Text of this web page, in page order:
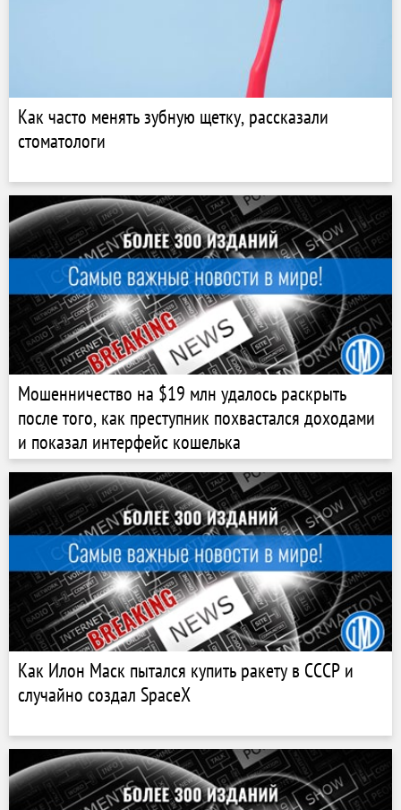
Как часто менять зубную щетку, рассказали
стоматологи
Мошенничество на $19 млн удалось раскрыть
после того, как преступник похвастался доходами
и показал интерфейс кошелька
Как Илон Маск пытался купить ракету в СССР и
случайно создал SpaceX